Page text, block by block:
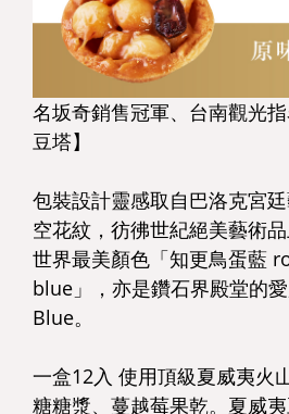
名坂奇銷售冠軍、台南觀光
豆塔】
包裝設計靈感取自巴洛克宮
空花紋，彷彿世紀絕美藝術
世界最美顏色「知更鳥蛋藍
blue」，亦是鑽石界殿堂的
Blue。
一盒12入 使用頂級夏威夷火
糖糖漿、蔓越莓果乾。夏威